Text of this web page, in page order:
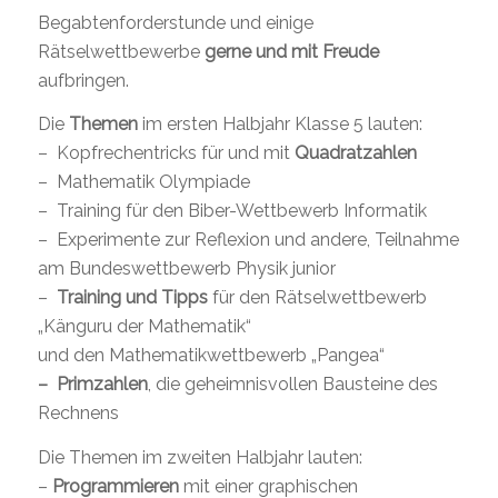
Begabtenforderstunde und einige
Rätselwettbewerbe gerne und mit Freude
aufbringen.
Die Themenim ersten Halbjahr Klasse 5 lauten:
– Kopfrechentricks für und mit Quadratzahlen
– Mathematik Olympiade
– Training für den Biber-Wettbewerb Informatik
– Experimente zur Reflexion und andere, Teilnahme
am Bundeswettbewerb Physik junior
– Training und Tippsfür den Rätselwettbewerb
„Känguru der Mathematik“
und den Mathematikwettbewerb „Pangea“
– Primzahlen, die geheimnisvollen Bausteine des
Rechnens
Die Themen im zweiten Halbjahr lauten:
– Programmierenmit einer graphischen